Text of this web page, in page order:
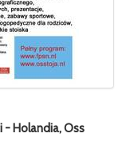
- Holandia, Oss